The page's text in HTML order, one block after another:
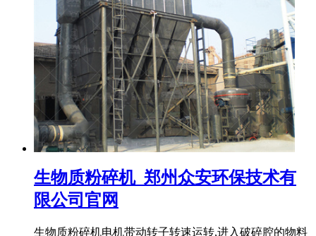
生物质粉碎机_郑州众安环保技术有
限公司官网
生物质粉碎机电机带动转子转速运转,进入破碎腔的物料